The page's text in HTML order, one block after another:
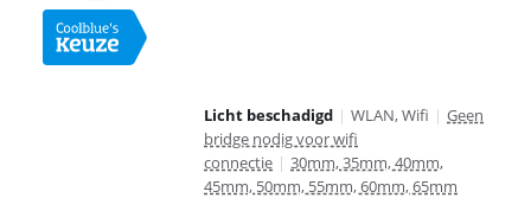
Licht beschadigd | WLAN, Wifi | Geen
bridge nodig voor wifi
connectie | 30mm, 35mm, 40mm,
45mm, 50mm, 55mm, 60mm, 65mm